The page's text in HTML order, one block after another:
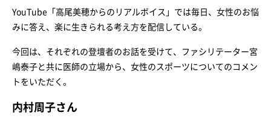
YouTube「高尾美穂からのリアルボイス」では毎日、女性のお悩
みに答え、楽に生きられる考え方を配信している。
今回は、それぞれの登壇者のお話を受けて、ファシリテーター宮
嶋泰子と共に医師の立場から、女性のスポーツについてのコメン
トをいただく。
内村周子さん